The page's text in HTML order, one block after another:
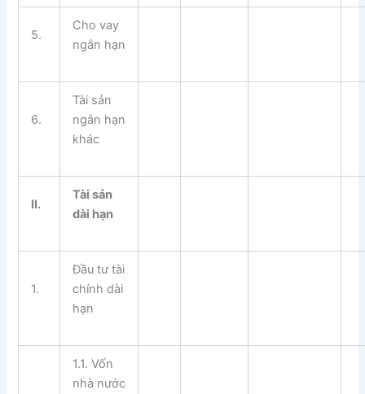
5.
Cho vay
ngắn hạn
6.
Tài sản
ngắn hạn
khác
II.
Tài sản
dài hạn
1.
Đầu tư tài
chính dài
hạn
1.1. Vốn
nhà nước